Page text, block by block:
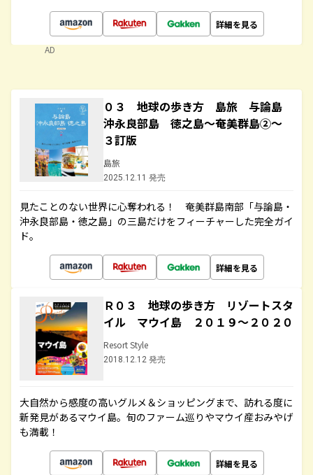
詳細を見る
AD
０３ 地球の歩き方 島旅 与論島
沖永良部島 徳之島～奄美群島②～
３訂版
島旅
2025.12.11 発売
見たことのない世界に心奪われる！ 奄美群島南部「与論島・
沖永良部島・徳之島」の三島だけをフィーチャーした完全ガイ
ド。
詳細を見る
Ｒ０３ 地球の歩き方 リゾートスタ
イル マウイ島 ２０１９～２０２０
Resort Style
2018.12.12 発売
大自然から感度の高いグルメ＆ショッピングまで、訪れる度に
新発見があるマウイ島。旬のファーム巡りやマウイ産おみやげ
も満載！
詳細を見る